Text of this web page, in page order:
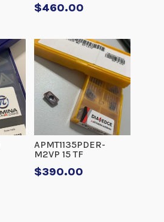
$460.00
APMT1135PDER-
M2VP 15 TF
$390.00